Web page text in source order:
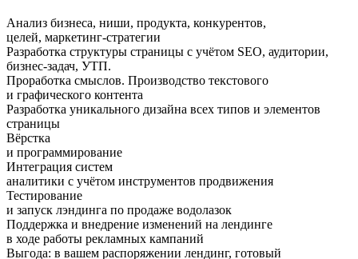
Анализ бизнеса, ниши, продукта, конкурентов,
целей, маркетинг-стратегии
Разработка структуры страницы с учётом SEO, аудитории,
бизнес-задач, УТП.
Проработка смыслов. Производство текстового
и графического контента
Разработка уникального дизайна всех типов и элементов
страницы
Вёрстка
и программирование
Интеграция систем
аналитики с учётом инструментов продвижения
Тестирование
и запуск лэндинга по продаже водолазок
Поддержка и внедрение изменений на лендинге
в ходе работы рекламных кампаний
Выгода: в вашем распоряжении лендинг, готовый